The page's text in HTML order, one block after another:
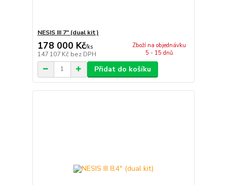
NESIS III 7" (dual kit)
178 000 Kč/ks
147 107 Kč bez DPH
Zboží na objednávku
5 - 15 dnů
Přidat do košíku